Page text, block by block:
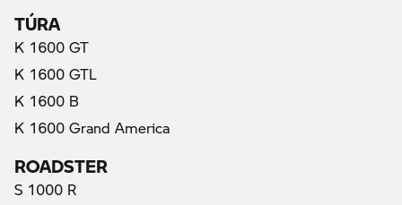
TÚRA
K 1600 GT
K 1600 GTL
K 1600 B
K 1600 Grand America
ROADSTER
S 1000 R